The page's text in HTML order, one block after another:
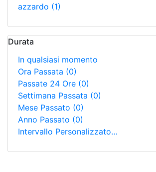
azzardo (1)
Durata
In qualsiasi momento
Ora Passata (0)
Passate 24 Ore (0)
Settimana Passata (0)
Mese Passato (0)
Anno Passato (0)
Intervallo Personalizzato…